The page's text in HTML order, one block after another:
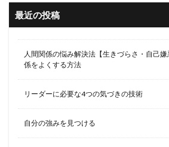
最近の投稿
人間関係の悩み解決法【生きづらさ・自己
係をよくする方法
リーダーに必要な4つの気づきの技術
自分の強みを見つける